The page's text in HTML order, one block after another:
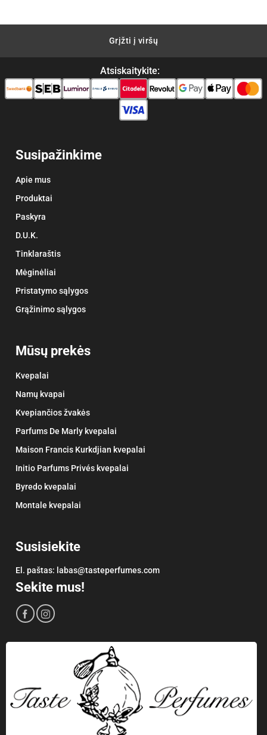
Grįžti į viršų
Atsiskaitykite:
Susipažinkime
Apie mus
Produktai
Paskyra
D.U.K.
Tinklaraštis
Mėginėliai
Pristatymo sąlygos
Grąžinimo sąlygos
Mūsų prekės
Kvepalai
Namų kvapai
Kvepiančios žvakės
Parfums De Marly kvepalai
Maison Francis Kurkdjian kvepalai
Initio Parfums Privés kvepalai
Byredo kvepalai
Montale kvepalai
Susisiekite
El. paštas: labas@tasteperfumes.com
Sekite mus!